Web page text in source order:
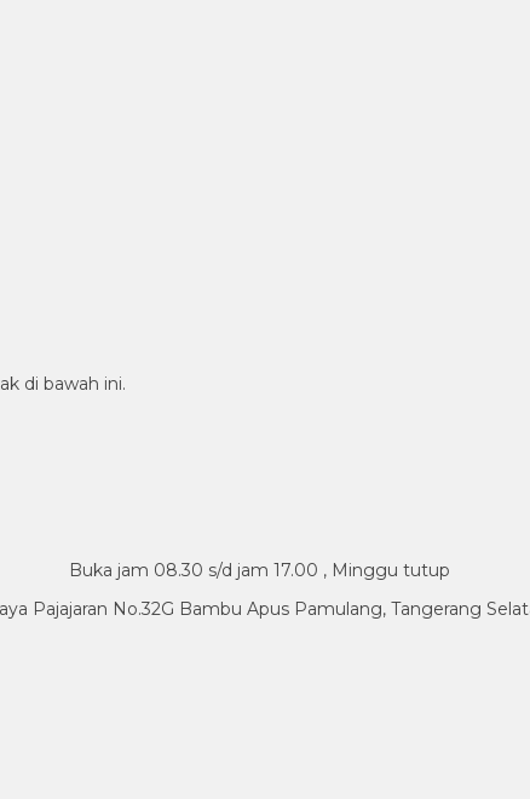
di bawah ini.
Buka jam 08.30 s/d jam 17.00 , Minggu tutup
Pajajaran No.32G Bambu Apus Pamulang, Tangerang